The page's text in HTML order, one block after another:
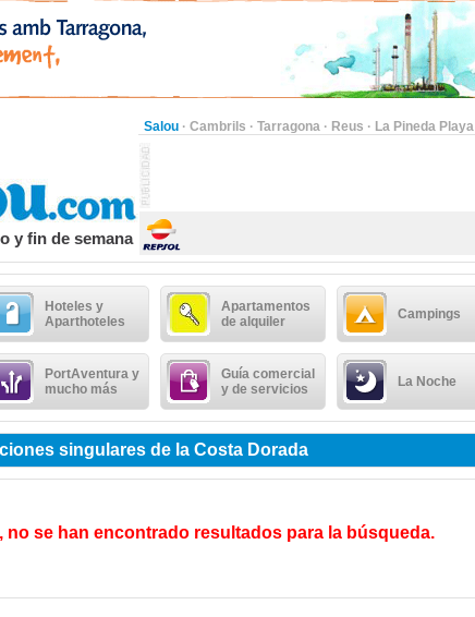
Salou · Cambrils · Tarragona · Reus · La Pineda Playa
y fin de semana
Hoteles y
Aparthoteles
Apartamentos
de alquiler
Campings
PortAventura y
mucho más
Guía comercial
y de servicios
La Noche
singulares de la Costa Dorada
no se han encontrado resultados para la búsqueda.